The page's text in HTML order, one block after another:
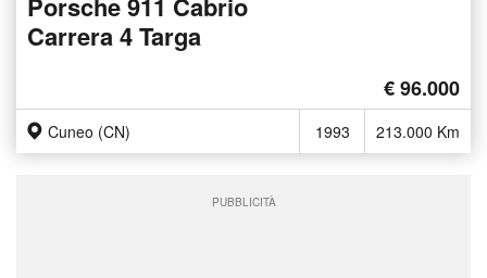
Carrera 4 Targa
€ 96.000
Cuneo (CN) 1993 213.000 Km
PUBBLICITÀ